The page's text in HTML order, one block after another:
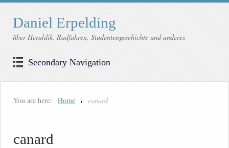
Daniel Erpelding
über Heraldik, Radfahren, Studentengeschichte und anderes
Secondary Navigation
You are here: Home canard
canard